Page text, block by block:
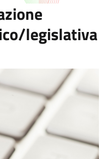
legislativa